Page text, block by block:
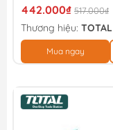
442.000₫ 517.000₫
Thương hiệu: TOTAL
Mua ngay